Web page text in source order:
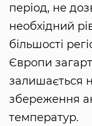
період, не
необхідний
більшості
Європи
залишається
збереження
температур.